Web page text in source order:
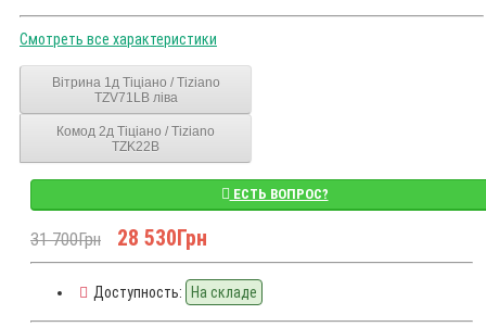
Смотреть все характеристики
Вітрина 1д Тіціано / Tiziano
TZV71LB ліва
Комод 2д Тіціано / Tiziano
TZK22B
ЕСТЬ ВОПРОС?
31 700Грн 28 530Грн
Доступность: На складе